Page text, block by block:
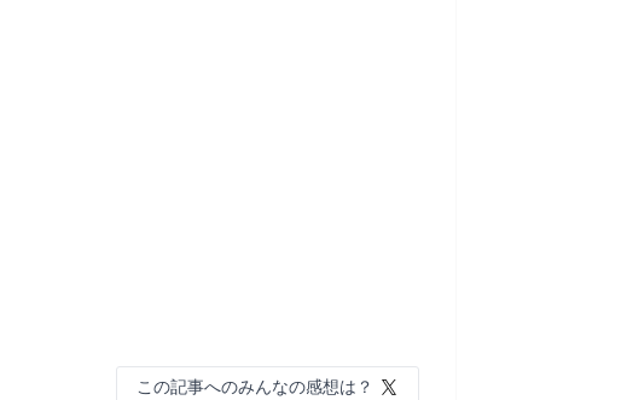
この記事へのみんなの感想は？